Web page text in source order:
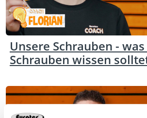
Unsere Schrauben -
Schrauben wissen